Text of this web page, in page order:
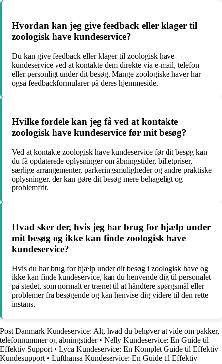
Hvordan kan jeg give feedback eller klager til
zoologisk have kundeservice?
Du kan give feedback eller klager til zoologisk have
kundeservice ved at kontakte dem direkte via e-mail, telefon
eller personligt under dit besøg. Mange zoologiske haver har
også feedbackformularer på deres hjemmeside.
Hvilke fordele kan jeg få ved at kontakte
zoologisk have kundeservice før mit besøg?
Ved at kontakte zoologisk have kundeservice før dit besøg kan
du få opdaterede oplysninger om åbningstider, billetpriser,
særlige arrangementer, parkeringsmuligheder og andre praktiske
oplysninger, der kan gøre dit besøg mere behageligt og
problemfrit.
Hvad sker der, hvis jeg har brug for hjælp under
mit besøg og ikke kan finde zoologisk have
kundeservice?
Hvis du har brug for hjælp under dit besøg i zoologisk have og
ikke kan finde kundeservice, kan du henvende dig til personalet
på stedet, som normalt er trænet til at håndtere spørgsmål eller
problemer fra besøgende og kan henvise dig videre til den rette
instans.
Post Danmark Kundeservice: Alt, hvad du behøver at vide om pakker,
telefonnummer og åbningstider• Nelly Kundeservice: En Guide til
Effektiv Support • Lyca Kundeservice: En Komplet Guide til Effektiv
Kundesupport • Lufthansa Kundeservice: En Guide til Effektiv